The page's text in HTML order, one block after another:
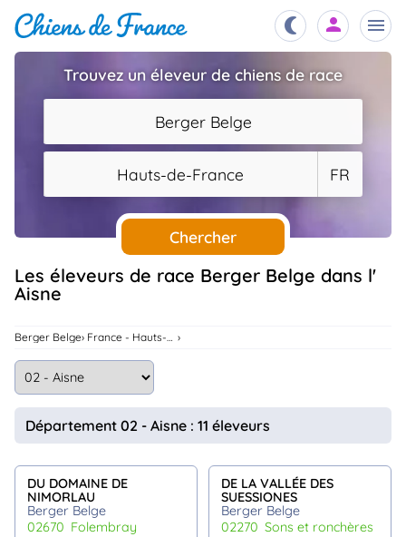
Chiots
Éleveurs
Étalons
Chiens
Services
..
Assurances
Connexion
Trouvez un éleveur de chiens de race
Berger Belge
Hauts-de-France FR
Chercher
Les éleveurs de race Berger Belge dans l'
Aisne
Berger Belge France - Hauts-De-France
Département 02 - Aisne : 11 éleveurs
DU DOMAINE DE
NIMORLAU
Berger Belge
02670
folembray
DE LA VALLÉE DES
SUESSIONES
Berger Belge
02270
sons et ronchères